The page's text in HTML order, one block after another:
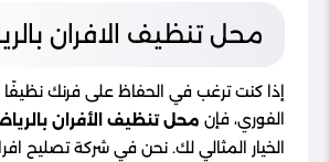
محل تنظيف الافران
إذا كنت ترغب في الحفاظ على فرنك نظيفًا
الفوري، فإن محل تنظيف الأفران
الخيار المثالي لك. نحن في شركة تصليح